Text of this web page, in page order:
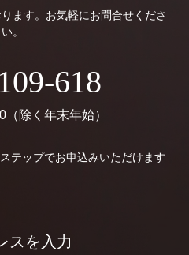
ます。お気軽にお問合せくださ
い。
618
除く年末年始）
テップでお申込みいただけます
スを入力